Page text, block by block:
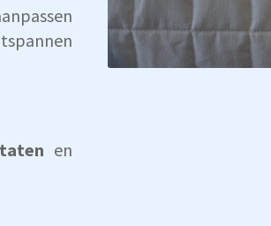
en